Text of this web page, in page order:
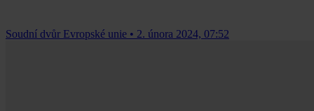
Soudní dvůr Evropské unie • 2. února 2024, 07:52